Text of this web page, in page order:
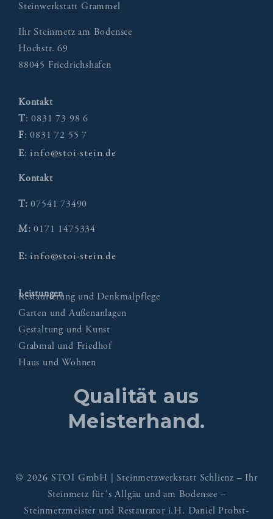
Steinwerkstatt Grammel
Ihr Steinmetz am Bodensee
Hochstr. 69
88045 Friedrichshafen
Kontakt
T: 0831 73 98 6
F: 0831 72 55 7
E: info@stoi-stein.de
Kontakt
T:07541 73490
M: 0171 1475334
E: info@stoi-stein.de
Leistungen
Restaurierung und Denkmalpflege
Garten und Außenanlagen
Gestaltung und Kunst
Grabmal und Friedhof
Haus und Wohnen
Qualität aus
Meisterhand.
© 2026 STOI GmbH | Steinmetzwerkstatt Schlienz – Ihr
Steinmetz für´s Allgäu und am Bodensee –
Steinmetzmeister und Restaurator i.H. Daniel Probst-